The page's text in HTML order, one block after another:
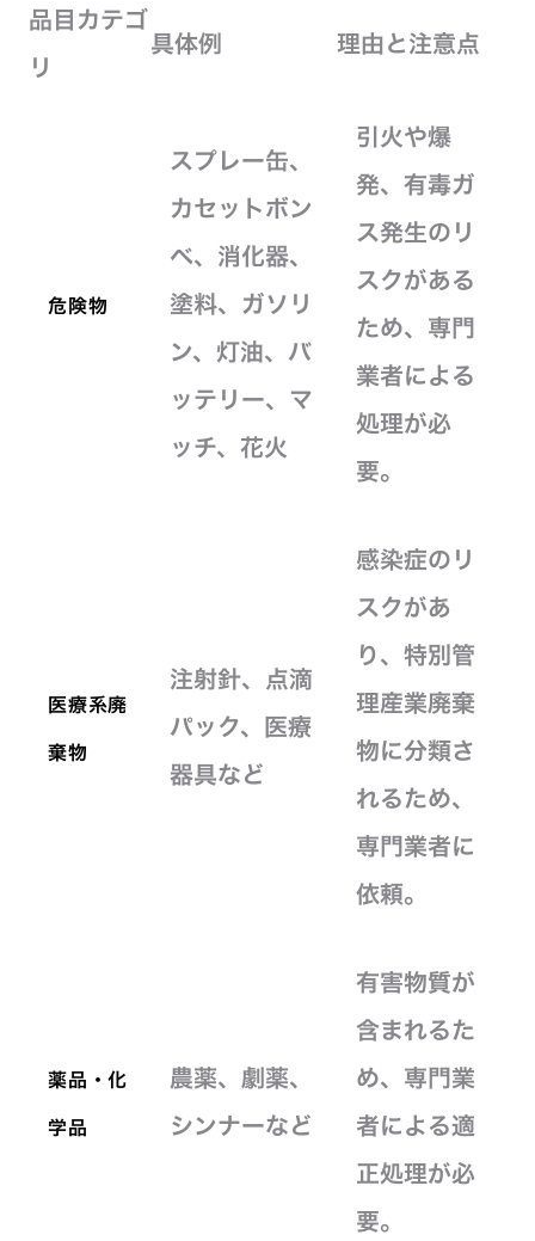
品目カテゴ
リ
具体例 理由と注意点
危険物
スプレー缶、
カセットボン
ベ、消化器、
塗料、ガソリ
ン、灯油、バ
ッテリー、マ
ッチ、花火
引火や爆
発、有毒ガ
ス発生のリ
スクがある
ため、専門
業者による
処理が必
要。
医療系廃
棄物
注射針、点滴
パック、医療
器具など
感染症のリ
スクがあ
り、特別管
理産業廃棄
物に分類さ
れるため、
専門業者に
依頼。
薬品・化
学品
農薬、劇薬、
シンナーなど
有害物質が
含まれるた
め、専門業
者による適
正処理が必
要。